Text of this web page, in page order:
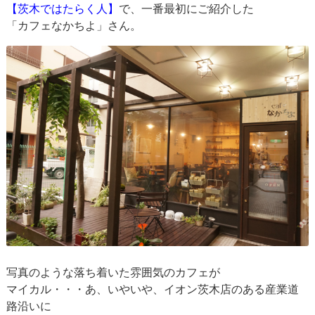
【茨木ではたらく人】 で、一番最初にご紹介した
「カフェなかちよ」さん。
写真のような落ち着いた雰囲気のカフェが
マイカル・・・あ、いやいや、イオン茨木店のある産業道
路沿いに